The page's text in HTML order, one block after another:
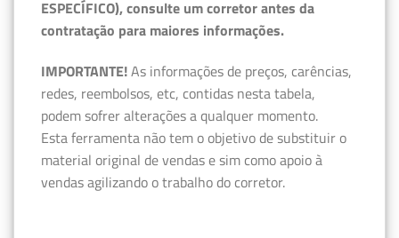
ESPECÍFICO), consulte um corretor antes da
contratação para maiores informações.
IMPORTANTE!As informações de preços, carências,
redes, reembolsos, etc, contidas nesta tabela,
podem sofrer alterações a qualquer momento.
Esta ferramenta não tem o objetivo de substituir o
material original de vendas e sim como apoio à
vendas agilizando o trabalho do corretor.